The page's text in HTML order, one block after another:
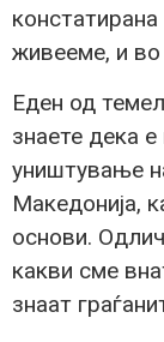
живееме, и
Еден од
знаете дека
уништување
Македонија,
основи.
какви сме
знаат